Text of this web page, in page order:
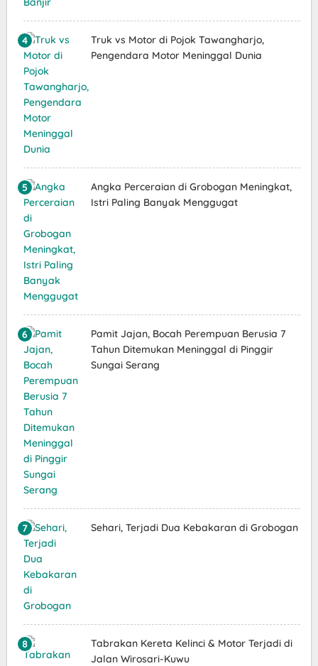
Truk vs Motor di Pojok Tawangharjo,
Pengendara Motor Meninggal Dunia
Angka Perceraian di Grobogan Meningkat,
Istri Paling Banyak Menggugat
Pamit Jajan, Bocah Perempuan Berusia 7
Tahun Ditemukan Meninggal di Pinggir
Sungai Serang
Sehari, Terjadi Dua Kebakaran di Grobogan
Tabrakan Kereta Kelinci & Motor Terjadi di
Jalan Wirosari-Kuwu